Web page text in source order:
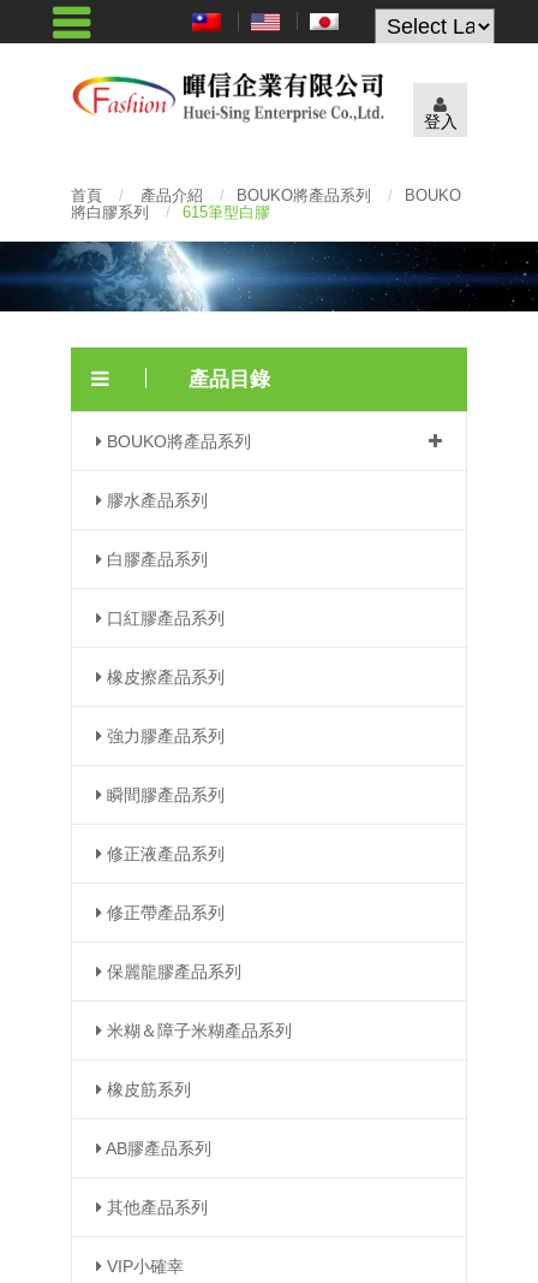
Powered by
登入
首頁 / 產品介紹 / BOUKO將產品系列 /
BOUKO
將白膠系列
/ 615筆型白膠
產品目錄
BOUKO將產品系列
膠水產品系列
白膠產品系列
口紅膠產品系列
橡皮擦產品系列
強力膠產品系列
瞬間膠產品系列
修正液產品系列
修正帶產品系列
保麗龍膠產品系列
米糊＆障子米糊產品系列
橡皮筋系列
AB膠產品系列
其他產品系列
VIP小確幸